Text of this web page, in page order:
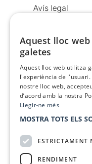
Avís legal
Política de
Condicions d’ús
Anuncia’t
Vull rebre la
Aquest lloc
galetes
Aquest lloc web utilitza
l'experiència de l'usuari.
nostre lloc web,
d’acord amb la nostra
Llegir-ne més
MOSTRA TOTS ELS
ESTRICTAMENT
RENDIMENT